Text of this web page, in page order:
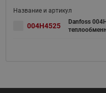
004H4525
Danfoss